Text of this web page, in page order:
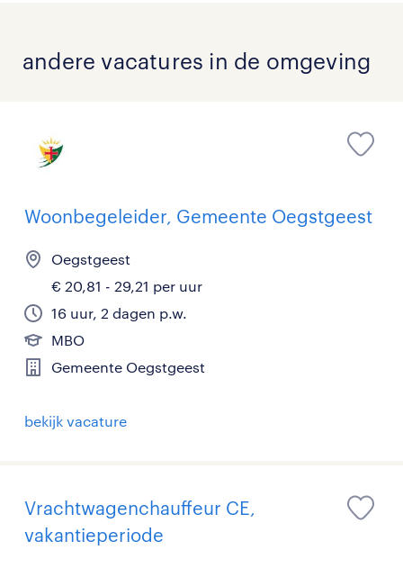
andere vacatures in de omgeving
Woonbegeleider, Gemeente Oegstgeest
Oegstgeest
€ 20,81 - 29,21 per uur
16 uur, 2 dagen p.w.
MBO
Gemeente Oegstgeest
bekijk vacature
Vrachtwagenchauffeur CE,
vakantieperiode